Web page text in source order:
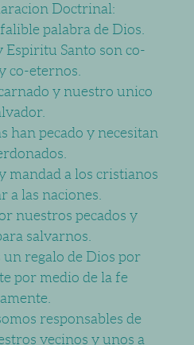
Doctrinal:
palabra de Dios.
Espiritu Santo son co-
co-eternos.
y nuestro unico
han pecado y necesitan
mandad a los cristianos
a las naciones.
nuestros pecados y
salvarnos.
un regalo de Dios por
por medio de la fe
responsables de
vecinos y unos a